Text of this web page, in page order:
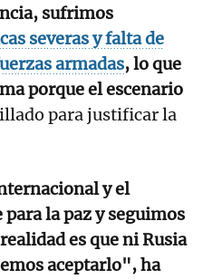
sufrimos
severas y falta de
armadas, lo que
porque el escenario
para justificar la
y el
la paz y seguimos
es que ni Rusia
aceptarlo", ha